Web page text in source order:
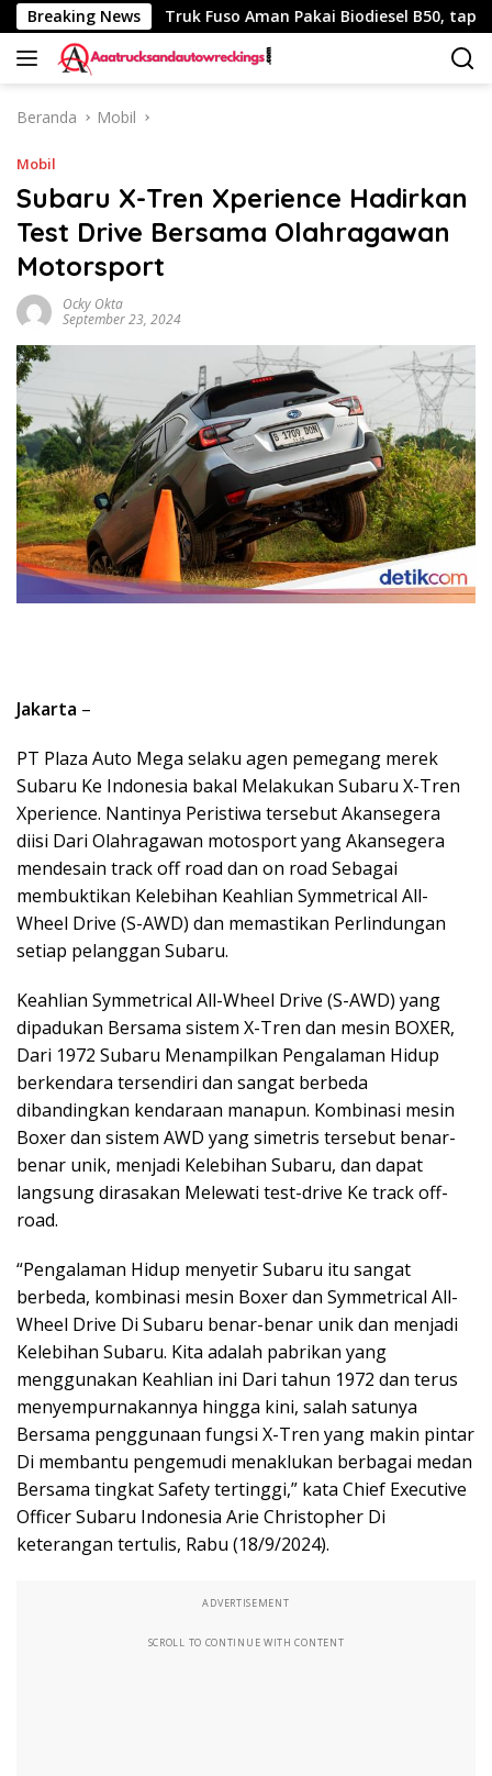
Langsung
ke
konten
Breaking News
Km Truk Fuso Aman Pakai Biodiesel B50, tapi Ada
Beranda Mobil
Mobil
Subaru X-Tren Xperience Hadirkan
Test Drive Bersama Olahragawan
Motorsport
Ocky Okta
September 23, 2024
Jakarta –
PT Plaza Auto Mega selaku agen pemegang merek
Subaru Ke Indonesia bakal Melakukan Subaru X-Tren
Xperience. Nantinya Peristiwa tersebut Akansegera
diisi Dari Olahragawan motosport yang Akansegera
mendesain track off road dan on road Sebagai
membuktikan Kelebihan Keahlian Symmetrical All-
Wheel Drive (S-AWD) dan memastikan Perlindungan
setiap pelanggan Subaru.
Keahlian Symmetrical All-Wheel Drive (S-AWD) yang
dipadukan Bersama sistem X-Tren dan mesin BOXER,
Dari 1972 Subaru Menampilkan Pengalaman Hidup
berkendara tersendiri dan sangat berbeda
dibandingkan kendaraan manapun. Kombinasi mesin
Boxer dan sistem AWD yang simetris tersebut benar-
benar unik, menjadi Kelebihan Subaru, dan dapat
langsung dirasakan Melewati test-drive Ke track off-
road.
“Pengalaman Hidup menyetir Subaru itu sangat
berbeda, kombinasi mesin Boxer dan Symmetrical All-
Wheel Drive Di Subaru benar-benar unik dan menjadi
Kelebihan Subaru. Kita adalah pabrikan yang
menggunakan Keahlian ini Dari tahun 1972 dan terus
menyempurnakannya hingga kini, salah satunya
Bersama penggunaan fungsi X-Tren yang makin pintar
Di membantu pengemudi menaklukan berbagai medan
Bersama tingkat Safety tertinggi,” kata Chief Executive
Officer Subaru Indonesia Arie Christopher Di
keterangan tertulis, Rabu (18/9/2024).
ADVERTISEMENT
SCROLL TO CONTINUE WITH CONTENT